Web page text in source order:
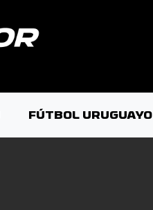
FÚTBOL URUGUAYO